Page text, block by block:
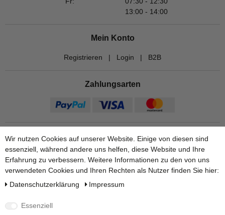
13:00 - 14:00
Mein Konto
Registrieren | Login | B2B
Zahlungsarten
Versandarten
Wir nutzen Cookies auf unserer Website. Einige von diesen sind
essenziell, während andere uns helfen, diese Website und Ihre
Erfahrung zu verbessern. Weitere Informationen zu den von uns
verwendeten Cookies und Ihren Rechten als Nutzer finden Sie hier:
Daten­schutz­erklärung
Impressum
Essenziell